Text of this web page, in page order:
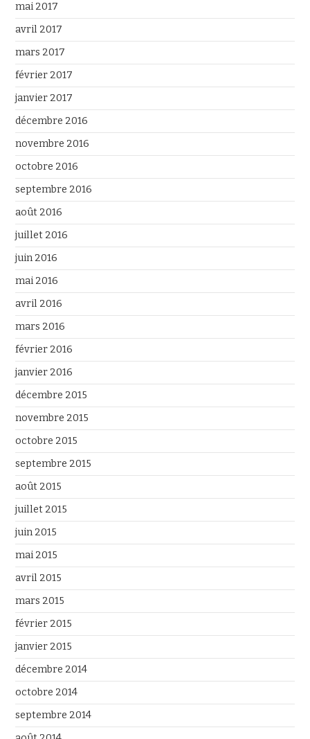
mai 2017
avril 2017
mars 2017
février 2017
janvier 2017
décembre 2016
novembre 2016
octobre 2016
septembre 2016
août 2016
juillet 2016
juin 2016
mai 2016
avril 2016
mars 2016
février 2016
janvier 2016
décembre 2015
novembre 2015
octobre 2015
septembre 2015
août 2015
juillet 2015
juin 2015
mai 2015
avril 2015
mars 2015
février 2015
janvier 2015
décembre 2014
octobre 2014
septembre 2014